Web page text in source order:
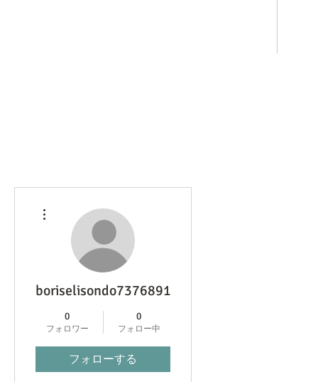
boriselisondo7376891
0
フォロワー
0
フォロー中
フォローする